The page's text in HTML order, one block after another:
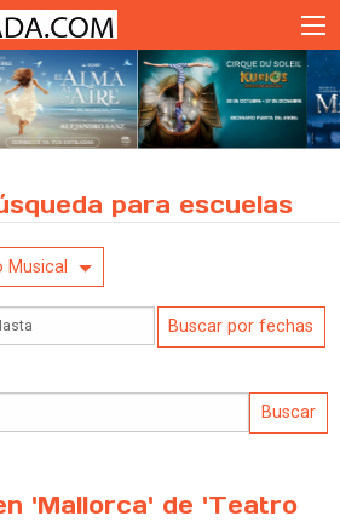
para escuelas
Musical
'Mallorca' de 'Teatro